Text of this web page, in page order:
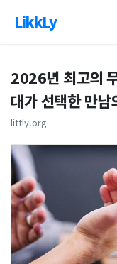
LikkLy
2026년 최고의
대가 선택한 만남
littly.org